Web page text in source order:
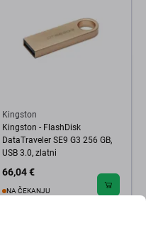
Kingston
Kingston - FlashDisk
DataTraveler SE9 G3 256 GB,
USB 3.0, zlatni
66,04 €
NA ČEKANJU